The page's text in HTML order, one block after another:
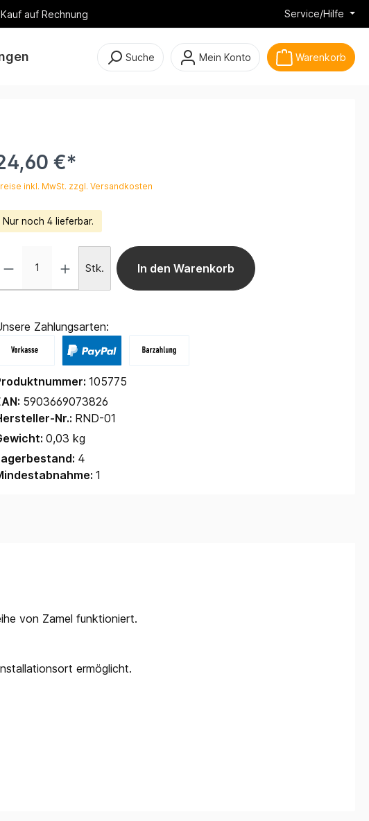
auf Rechnung Service/Hilfe
Suche Mein Konto Warenkorb
€*
inkl. MwSt. zzgl. Versandkosten
Nur noch 4 lieferbar.
Stk. In den Warenkorb
Zahlungsarten:
105775
5903669073826
Nr.: RND-01
0,03 kg
4
1
von Zamel funktioniert.
ermöglicht.